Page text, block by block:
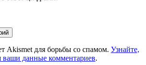
Akismet для борьбы со спамом. Узнайте,
ваши данные комментариев.